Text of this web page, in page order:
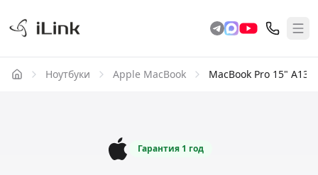
Ноутбуки Apple MacBook MacBook Pro 15"
Гарантия 1 год